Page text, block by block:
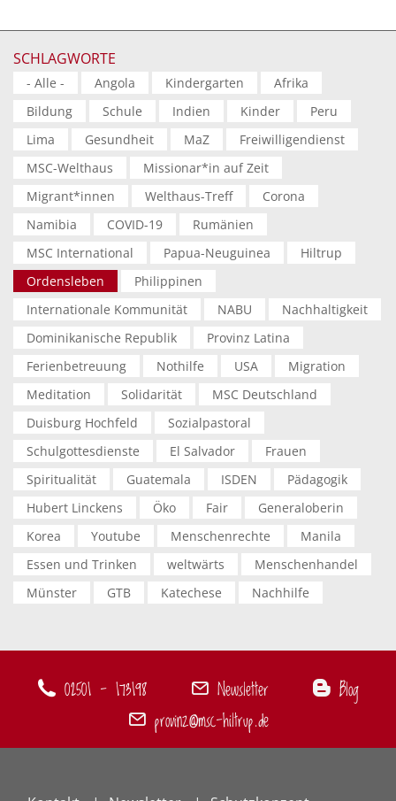
SCHLAGWORTE
- Alle - Angola Kindergarten
Afrika
Bildung
Schule Indien Kinder
Peru
Lima
Gesundheit MaZ
Freiwilligendienst
MSC-Welthaus
Missionar*in auf Zeit
Migrant*innen
Welthaus-Treff
Corona
Namibia
COVID-19
Rumänien
MSC International
Papua-Neuguinea
Hiltrup
Ordensleben
Philippinen
Internationale Kommunität
NABU
Nachhaltigkeit
Dominikanische Republik
Provinz Latina
Ferienbetreuung
Nothilfe USA
Migration
Meditation
Solidarität
MSC Deutschland
Duisburg Hochfeld
Sozialpastoral
Schulgottesdienste
El Salvador
Frauen
Spiritualität
Guatemala ISDEN
Pädagogik
Hubert Linckens
Öko Fair
Generaloberin
Korea
Youtube Menschenrechte
Manila
Essen und Trinken
weltwärts
Menschenhandel
Münster
GTB Katechese Nachhilfe
02501 - 173198 Newsletter
Blog
provinz@msc-hiltrup.de